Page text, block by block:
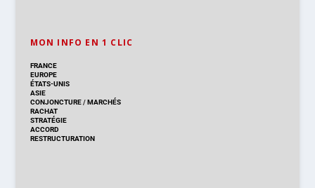
MON INFO EN 1 CLIC
FRANCE
EUROPE
ÉTATS-UNIS
ASIE
CONJONCTURE/MARCHÉS
RACHAT
STRATÉGIE
ACCORD
RESTRUCTURATION